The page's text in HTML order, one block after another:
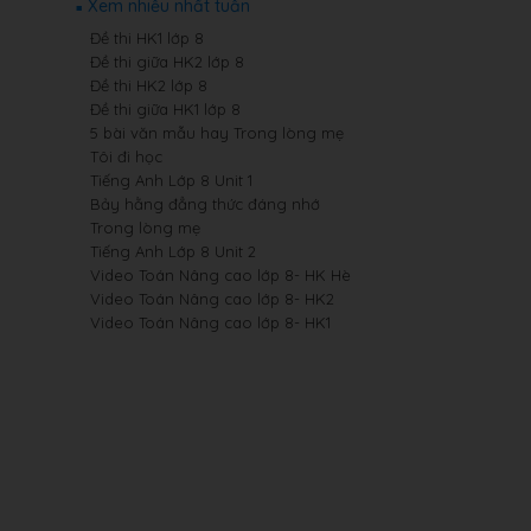
Xem nhiều nhất tuần
Đề thi HK1 lớp 8
Đề thi giữa HK2 lớp 8
Đề thi HK2 lớp 8
Đề thi giữa HK1 lớp 8
5 bài văn mẫu hay Trong lòng mẹ
Tôi đi học
Tiếng Anh Lớp 8 Unit 1
Bảy hằng đẳng thức đáng nhớ
Trong lòng mẹ
Tiếng Anh Lớp 8 Unit 2
Video Toán Nâng cao lớp 8- HK Hè
Video Toán Nâng cao lớp 8- HK2
Video Toán Nâng cao lớp 8- HK1